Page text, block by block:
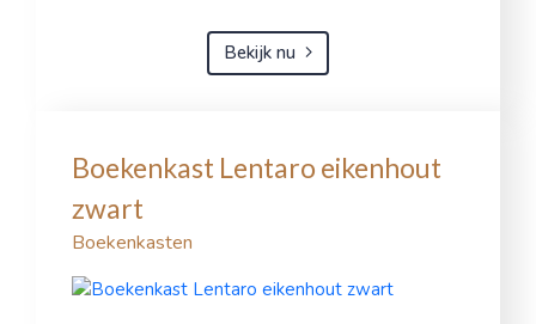
Bekijk nu
Boekenkast Lentaro eikenhout
zwart
Boekenkasten